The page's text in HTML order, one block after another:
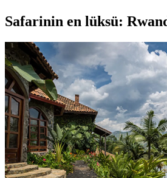
Safarinin en lüksü: